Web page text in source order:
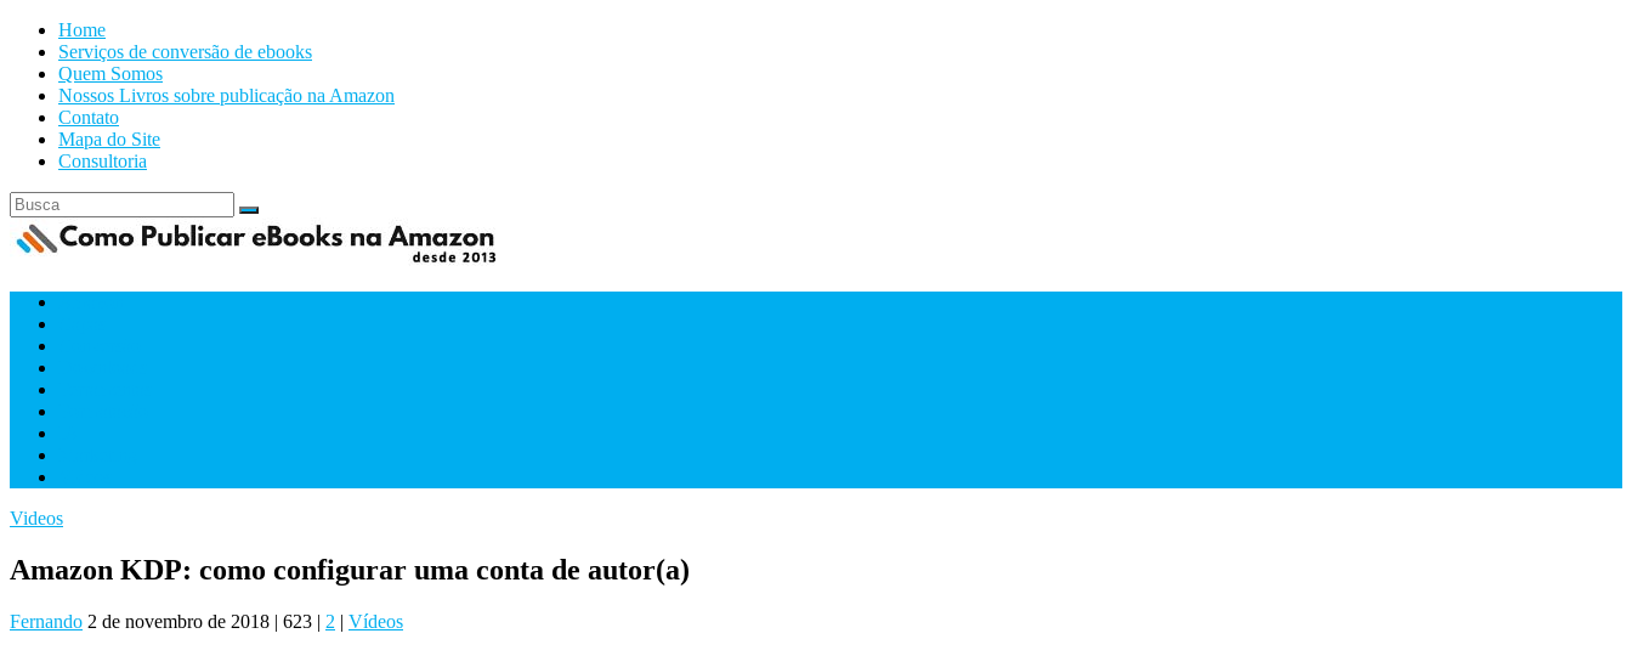
Home
Serviços de conversão de ebooks
Quem Somos
Nossos Livros sobre publicação na Amazon
Contato
Mapa do Site
Consultoria
Videos
Amazon KDP: como configurar uma conta de autor(a)
Fernando 2 de novembro de 2018 | 623 | 2 | Vídeos